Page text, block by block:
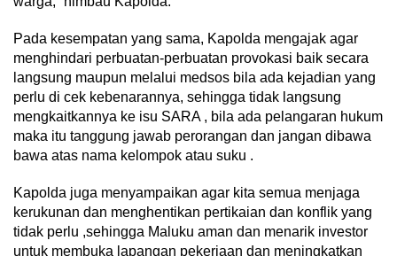
Pada kesempatan yang sama, Kapolda mengajak agar
menghindari perbuatan-perbuatan provokasi baik secara
langsung maupun melalui medsos bila ada kejadian yang
perlu di cek kebenarannya, sehingga tidak langsung
mengkaitkannya ke isu SARA , bila ada pelangaran hukum
maka itu tanggung jawab perorangan dan jangan dibawa
bawa atas nama kelompok atau suku .
Kapolda juga menyampaikan agar kita semua menjaga
kerukunan dan menghentikan pertikaian dan konflik yang
tidak perlu ,sehingga Maluku aman dan menarik investor
untuk membuka lapangan pekerjaan dan meningkatkan